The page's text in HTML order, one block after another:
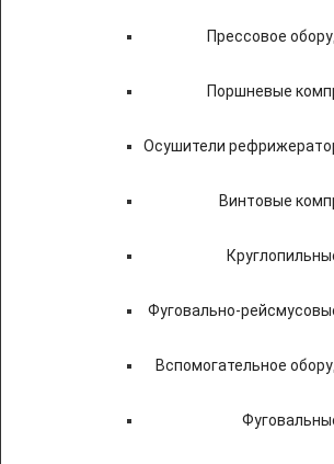
Прессовое
Поршневые
Осушители
Винтовые
Фуговально-
Вспомогательное